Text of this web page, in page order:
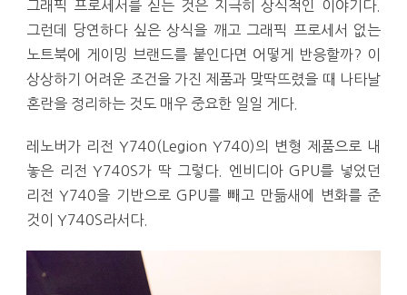
그래픽 프로세서를 싣는 것은 지극히 상식적인 이야기다.
그런데 당연하다 싶은 상식을 깨고 그래픽 프로세서 없는
노트북에 게이밍 브랜드를 붙인다면 어떻게 반응할까? 이
상상하기 어려운 조건을 가진 제품과 맞딱뜨렸을 때 나타날
혼란을 정리하는 것도 매우 중요한 일일 게다.
레노버가 리전 Y740(Legion Y740)의 변형 제품으로 내
놓은 리전 Y740S가 딱 그렇다. 엔비디아 GPU를 넣었던
리전 Y740을 기반으로 GPU를 빼고 만듦새에 변화를 준
것이 Y740S라서다.